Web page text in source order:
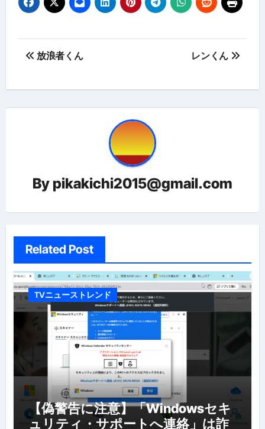
投
シ
ョ
ン
放浪者くん レンくん
By pikakichi2015@gmail.com
Related Post
TVニューストレンド
【偽警告に注意】「Windowsセキ
ュリティ・サポートへ連絡」は詐